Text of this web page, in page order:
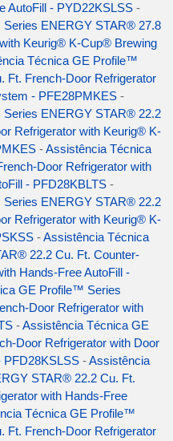
AutoFill - PYD22KSLSS -
ENERGY STAR® 27.8
Keurig® K-Cup® Brewing
Técnica GE Profile™
Ft. French-Door Refrigerator
- PFE28PMKES -
ENERGY STAR® 22.2
Refrigerator with Keurig® K-
-Assistência Técnica
Door Refrigerator with
- PFD28KBLTS -
ENERGY STAR® 22.2
Refrigerator with Keurig® K-
-Assistência Técnica
22.2 Cu. Ft. Counter-
Hands-Free AutoFill -
GE Profile™ Series
Door Refrigerator with
-Assistência Técnica GE
Door Refrigerator with Door
PFD28KSLSS -Assistência
STAR® 22.2 Cu. Ft.
with Hands-Free
Técnica GE Profile™
Ft. French-Door Refrigerator